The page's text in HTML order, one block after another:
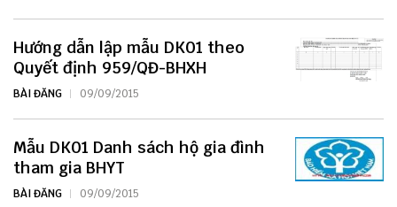
Hướng dẫn lập mẫu DK01 theo
Quyết định 959/QĐ-BHXH
BÀI ĐĂNG 09/09/2015
Mẫu DK01 Danh sách hộ gia đình
tham gia BHYT
BÀI ĐĂNG 09/09/2015